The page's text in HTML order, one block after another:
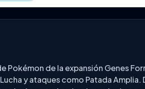
Pokémon de la expansión Genes
y ataques como Patada